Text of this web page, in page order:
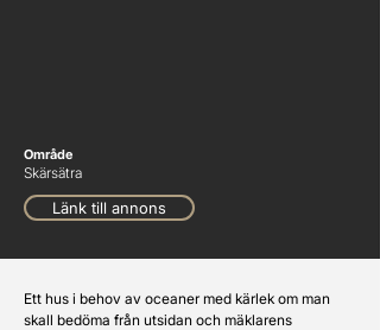
Område
Skärsätra
Länk till annons
Ett hus i behov av oceaner med kärlek om man
skall bedöma från utsidan och mäklarens